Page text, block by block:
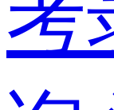
考